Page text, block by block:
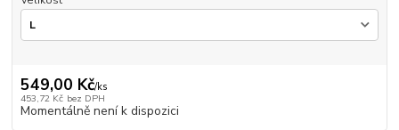
549,00 Kč/ks
453,72 Kč bez DPH
Momentálně není k dispozici